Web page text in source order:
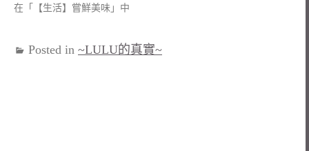
在「【生活】嘗鮮美味」中
Posted in ~LULU的真實~